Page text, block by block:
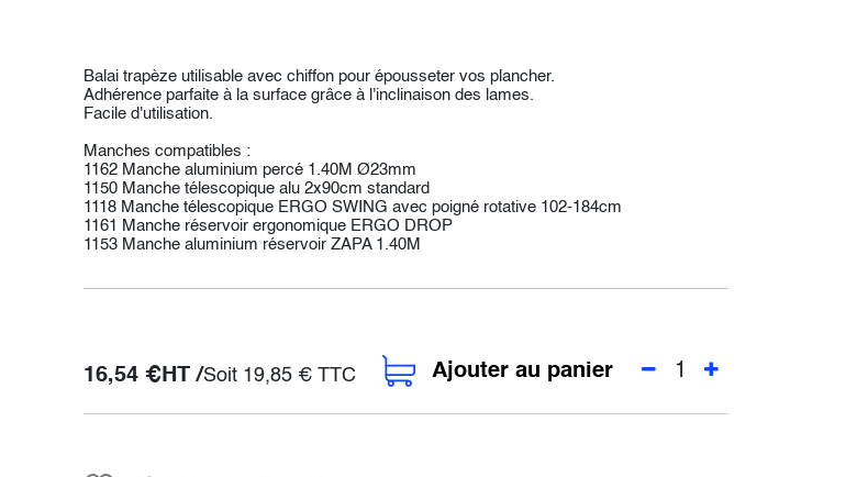
Balai trapèze utilisable avec chiffon pour épousseter vos plancher.
Adhérence parfaite à la surface grâce à l'inclinaison des lames.
Facile d'utilisation.
Manches compatibles :
1162 Manche aluminium percé 1.40M Ø23mm
1150 Manche télescopique alu 2x90cm standard
1118 Manche télescopique ERGO SWING avec poigné rotative 102-184cm
1161 Manche réservoir ergonomique ERGO DROP
1153 Manche aluminium réservoir ZAPA 1.40M
16,54€ HT /Soit 19,85€TTC Ajouter au panier